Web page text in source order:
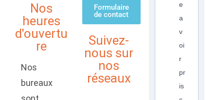
Nos
heures
d'ouvertu
re
Nos
bureaux
Formulaire
de contact
Suivez-
nous sur
nos
réseaux
e
a
v
oi
r
pr
is